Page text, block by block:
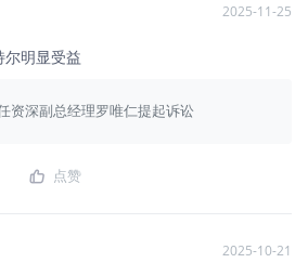
2025-11-25
明显受益
资深副总经理罗唯仁提起诉讼
点赞
2025-10-21